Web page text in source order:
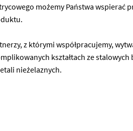
możemy Państwa wspierać
z którymi współpracujemy,
kształtach ze
nieżelaznych.